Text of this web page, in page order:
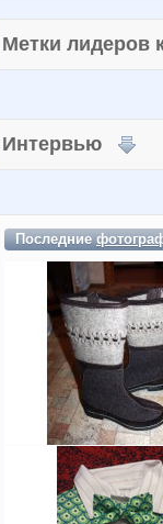
Метки
Интервью
Последние